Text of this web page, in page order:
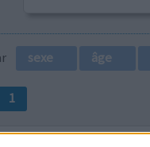
sexe âge
1